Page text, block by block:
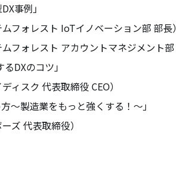
事例」
レスト IoTイノベーション部 部長
レスト アカウントマネジメント部
DXのコツ」
ク 代表取締役 CEO）
製造業をもっと強くする！～」
代表取締役）